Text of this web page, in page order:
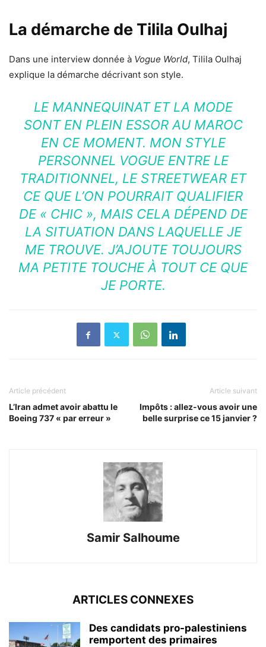
La démarche de Tilila Oulhaj
Dans une interview donnée à Vogue World, Tilila Oulhaj
explique la démarche décrivant son style.
LE MANNEQUINAT ET LA MODE
SONT EN PLEIN ESSOR AU MAROC
EN CE MOMENT. MON STYLE
PERSONNEL VOGUE ENTRE LE
TRADITIONNEL, LE STREETWEAR ET
CE QUE L’ON POURRAIT QUALIFIER
DE « CHIC », MAIS CELA DÉPEND DE
LA SITUATION DANS LAQUELLE JE
ME TROUVE. J’AJOUTE TOUJOURS
MA PETITE TOUCHE À TOUT CE QUE
JE PORTE.
Article précédent
L’Iran admet avoir abattu le
Boeing 737 « par erreur »
Article suivant
Impôts : allez-vous avoir une
belle surprise ce 15 janvier ?
Samir Salhoume
ARTICLES CONNEXES
Des candidats pro-palestiniens
remportent des primaires